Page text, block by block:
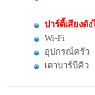
ปาร์ตี้เสียงดัง
Wi-Fi
อุปกรณ์ครัว
เตาบาร์บีคิว